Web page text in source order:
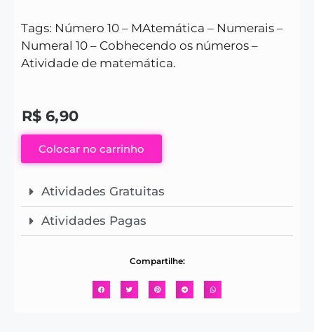
Tags: Número 10 – MAtemática – Numerais –
Numeral 10 – Cobhecendo os números –
Atividade de matemática.
R$ 6,90
Colocar no carrinho
Atividades Gratuitas
Atividades Pagas
Compartilhe: